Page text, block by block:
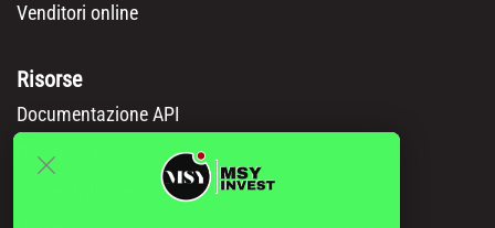
Venditori online
Risorse
Documentazione API
Catalogo Msy